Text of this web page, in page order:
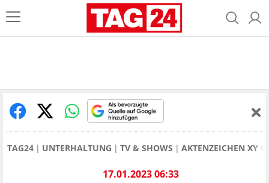
TAG24 UNTERHALTUNG TV & SHOWS AKTENZEICHEN XY
17.01.2023 06:33